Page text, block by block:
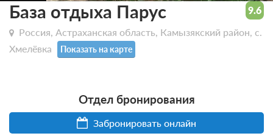
База отдыха Парус
Россия, Астраханская область, Камызякский район, с.
Хмелёвка
Показать на карте
Отдел бронирования
Забронировать онлайн
9.6